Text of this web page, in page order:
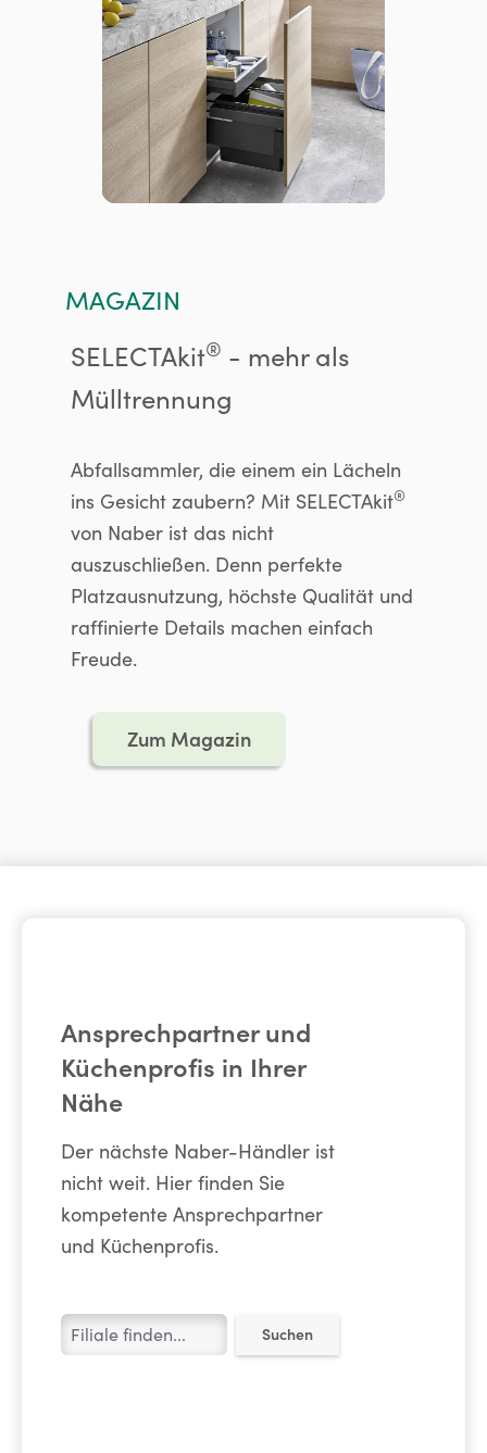
MAGAZIN
SELECTAkit® - mehr als
Mülltrennung
Abfallsammler, die einem ein Lächeln
ins Gesicht zaubern? Mit SELECTAkit®
von Naber ist das nicht
auszuschließen. Denn perfekte
Platzausnutzung, höchste Qualität und
raffinierte Details machen einfach
Freude.
Zum Magazin
Ansprechpartner und
Küchenprofis in Ihrer
Nähe
Der nächste Naber-Händler ist
nicht weit. Hier finden Sie
kompetente Ansprechpartner
und Küchenprofis.
Suchen